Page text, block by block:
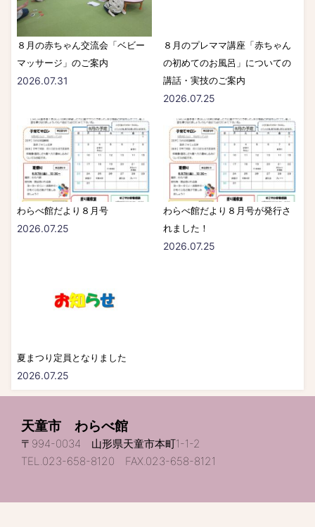
８月の赤ちゃん交流会「ベビー
マッサージ」のご案内
2026.07.31
８月のプレママ講座「赤ちゃん
の初めてのお風呂」についての
講話・実技のご案内
2026.07.25
わらべ館だより８月号
2026.07.25
わらべ館だより８月号が発行さ
れました！
2026.07.25
夏まつり定員となりました
2026.07.25
天童市 わらべ館
〒994-0034 山形県天童市本町1-1-2
TEL.023-658-8120 FAX.023-658-8121